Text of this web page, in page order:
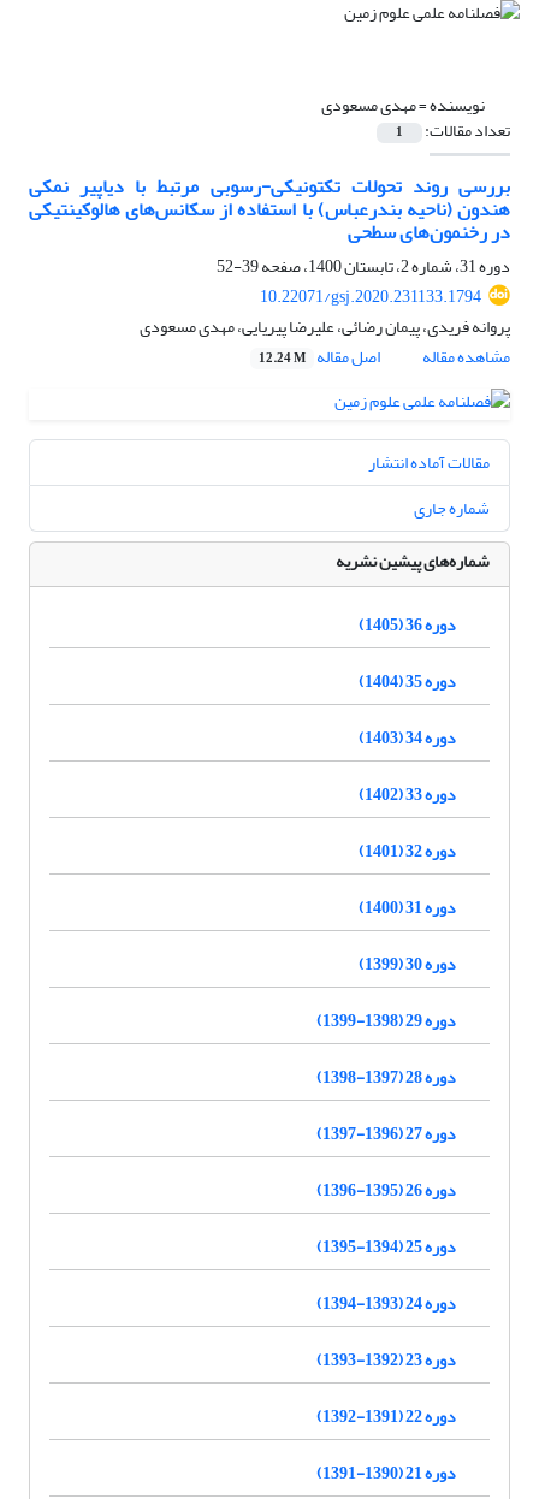
نویسنده =مهدی مسعودی
تعداد مقالات: 1
بررسی روند تحولات تکتونیکی-رسوبی مرتبط با دیاپیر نمکی
هندون (ناحیه بندرعباس) با استفاده از سکانس‌های هالوکینتیکی
در رخنمون‌های سطحی
دوره 31، شماره 2، تابستان 1400، صفحه
39-52
10.22071/gsj.2020.231133.1794
پروانه فریدی، پیمان رضائی، علیرضا پیریایی، مهدی مسعودی
مشاهده مقاله
اصل مقاله 12.24 M
مقالات آماده انتشار
شماره جاری
شماره‌های پیشین نشریه
دوره 36 (1405)
دوره 35 (1404)
دوره 34 (1403)
دوره 33 (1402)
دوره 32 (1401)
دوره 31 (1400)
دوره 30 (1399)
دوره 29 (1398-1399)
دوره 28 (1397-1398)
دوره 27 (1396-1397)
دوره 26 (1395-1396)
دوره 25 (1394-1395)
دوره 24 (1393-1394)
دوره 23 (1392-1393)
دوره 22 (1391-1392)
دوره 21 (1390-1391)